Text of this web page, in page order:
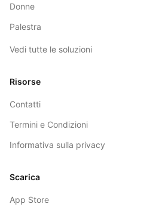
Donne
Palestra
Vedi tutte le soluzioni
Risorse
Contatti
Termini e Condizioni
Informativa sulla privacy
Scarica
App Store